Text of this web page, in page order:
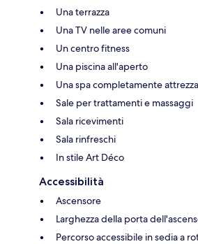
Una terrazza
Una TV nelle aree comuni
Un centro fitness
Una piscina all'aperto
Una spa completamente
Sale per trattamenti e massaggi
Sala ricevimenti
Sala rinfreschi
In stile Art Déco
Accessibilità
Ascensore
Larghezza della porta
Percorso accessibile in sedia a